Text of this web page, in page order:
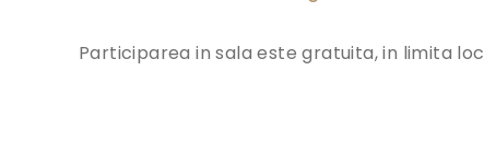
Participarea in sala este gratuita, in limita